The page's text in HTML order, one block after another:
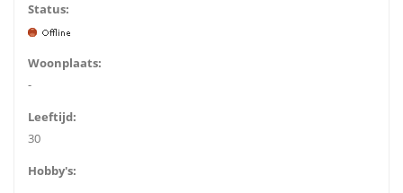
Status:
Woonplaats:
-
Leeftijd:
30
Hobby's: